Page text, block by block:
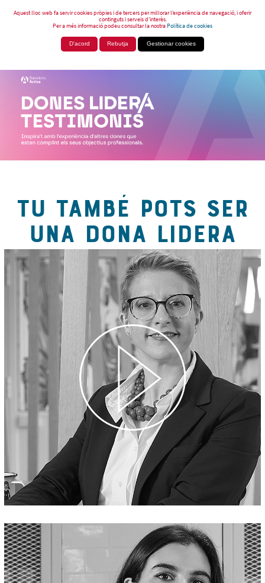
Aquest lloc web fa servir cookies pròpies i de tercers per millorar l’experiència de navegació, i oferir
continguts i serveis d’interès.
Per a més informació podeu consultar la nostraPolítica de cookies
D'acord Rebutja Gestionar cookies
TU TAMBÉ POTS SER
UNA DONA LIDERA